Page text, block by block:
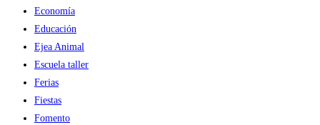
Economía
Educación
Ejea Animal
Escuela taller
Ferias
Fiestas
Fomento